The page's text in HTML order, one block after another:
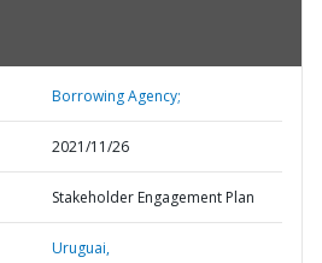
Borrowing Agency;
2021/11/26
Stakeholder Engagement Plan
Uruguai,